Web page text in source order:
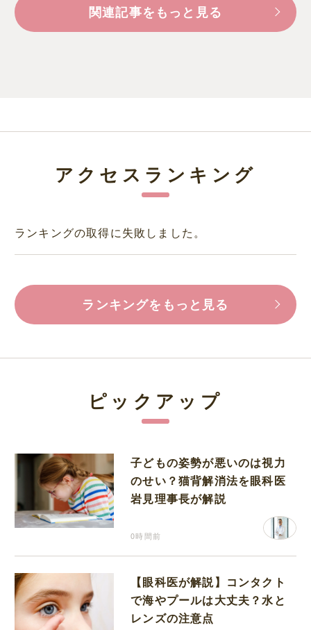
関連記事をもっと見る
アクセスランキング
ランキングの取得に失敗しました。
ランキングをもっと見る
ピックアップ
子どもの姿勢が悪いのは視力
のせい？猫背解消法を眼科医
岩見理事長が解説
0時間前
【眼科医が解説】コンタクト
で海やプールは大丈夫？水と
レンズの注意点